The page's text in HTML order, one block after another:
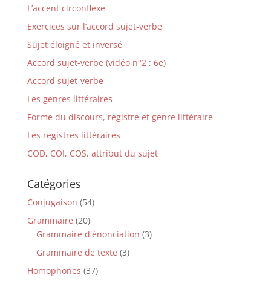
L’accent circonflexe
Exercices sur l’accord sujet-verbe
Sujet éloigné et inversé
Accord sujet-verbe (vidéo n°2 ; 6e)
Accord sujet-verbe
Les genres littéraires
Forme du discours, registre et genre littéraire
Les registres littéraires
COD, COI, COS, attribut du sujet
Catégories
Conjugaison (54)
Grammaire (20)
Grammaire d'énonciation (3)
Grammaire de texte (3)
Homophones (37)